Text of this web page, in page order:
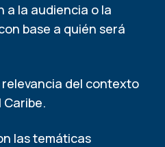
la audiencia o la
base a quién será
del contexto
Caribe.
temáticas